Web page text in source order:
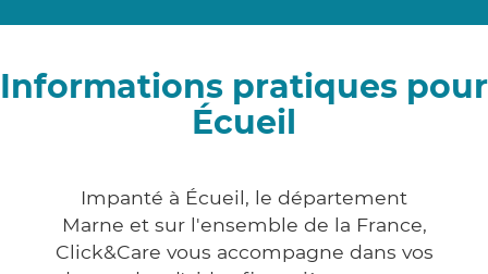
Informations pratiques pour
Écueil
Impanté à Écueil, le département
Marne et sur l'ensemble de la France,
Click&Care vous accompagne dans vos